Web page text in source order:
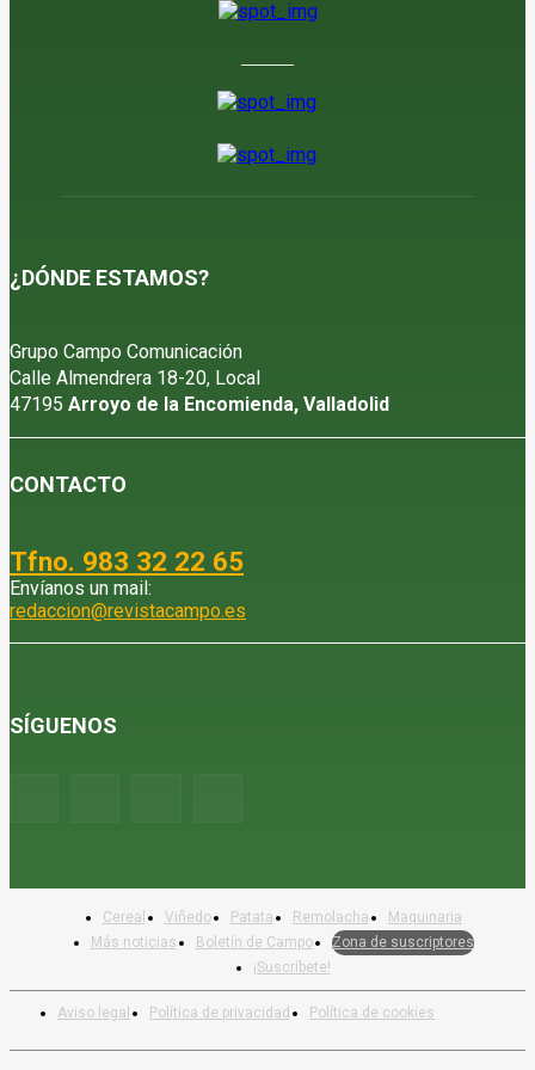
¿DÓNDE ESTAMOS?
Grupo Campo Comunicación
Calle Almendrera 18-20, Local
47195 Arroyo de la Encomienda, Valladolid
CONTACTO
Tfno. 983 32 22 65
Envíanos un mail:
redaccion@revistacampo.es
SÍGUENOS
Aviso legal Política de privacidad Política de cookies
Cereal Viñedo Patata Remolacha
Maquinaria
Más noticias
Boletín de Campo
Zona de suscriptores
¡Suscríbete!